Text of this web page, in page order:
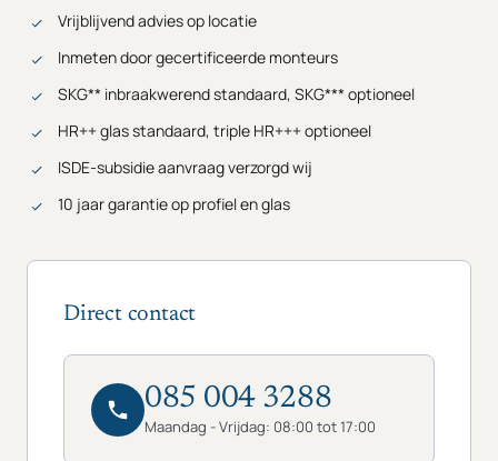
Vrijblijvend advies op locatie
Inmeten door gecertificeerde monteurs
SKG** inbraakwerend standaard, SKG*** optioneel
HR++ glas standaard, triple HR+++ optioneel
ISDE-subsidie aanvraag verzorgd wij
10 jaar garantie op profiel en glas
Direct contact
085 004 3288
Maandag - Vrijdag: 08:00 tot 17:00